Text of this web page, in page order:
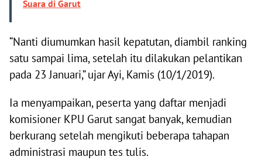
Suara di Garut
“Nanti diumumkan hasil kepatutan, diambil ranking
satu sampai lima, setelah itu dilakukan pelantikan
pada 23 Januari,” ujar Ayi, Kamis (10/1/2019).
Ia menyampaikan, peserta yang daftar menjadi
komisioner KPU Garut sangat banyak, kemudian
berkurang setelah mengikuti beberapa tahapan
administrasi maupun tes tulis.